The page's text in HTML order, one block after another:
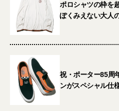
ポロシャツの枠を
ぽくみえない大人
祝・ポーター85周
ンがスペシャル仕